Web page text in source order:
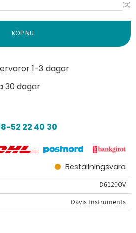
st
1-3 dagar
30 dagar
52 22 40 30
Beställningsvara
D6120OV
Davis Instruments